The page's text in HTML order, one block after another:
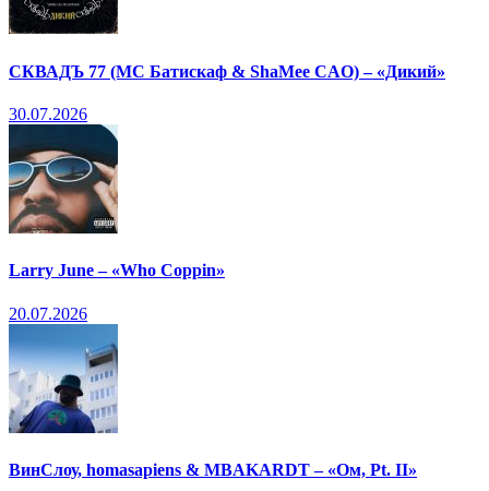
СКВАДЪ 77 (МС Батискаф & ShaMee CAO) – «Дикий»
30.07.2026
Larry June – «Who Coppin»
20.07.2026
ВинСлоу, homasapiens & MBAKARDT – «Ом, Pt. II»